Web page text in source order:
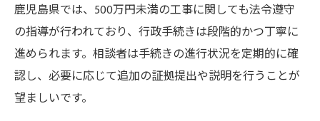
鹿児島県では、500万円未満の工事に関しても法令遵守
の指導が行われており、行政手続きは段階的かつ丁寧に
進められます。相談者は手続きの進行状況を定期的に確
認し、必要に応じて追加の証拠提出や説明を行うことが
望ましいです。